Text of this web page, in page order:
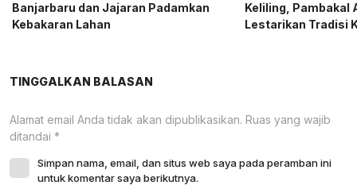
Banjarbaru dan Jajaran Padamkan
Kebakaran Lahan
Keliling, Pambakal
Lestarikan Tradisi
TINGGALKAN BALASAN
Alamat email Anda tidak akan dipublikasikan. Ruas yang wajib
ditandai *
Simpan nama, email, dan situs web saya pada peramban ini
untuk komentar saya berikutnya.